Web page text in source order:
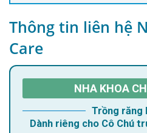
Thông tin liên hệ
Care
NHA KHOA
Trồng
Dành riêng cho Cô Chú